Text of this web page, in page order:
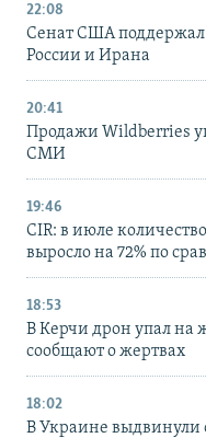
22:08
Сенат США
России и Ирана
20:41
Продажи Wildberries
СМИ
19:46
CIR: в июле
выросло на 72% по
18:53
В Керчи дрон упал на
сообщают о жертвах
18:02
В Украине выдвинули